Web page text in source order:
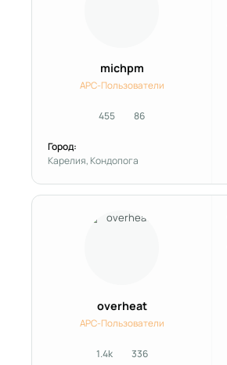
michpm
APC-Пользователи
455сообщения
86Репутация
Город:
Карелия, Кондопога
overheat
APC-Пользователи
1.4kсообщения
336Репутация